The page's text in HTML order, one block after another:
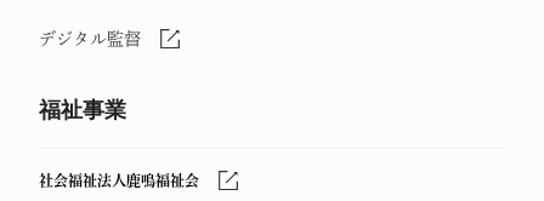
デジタル監督
福祉事業
社会福祉法人鹿鳴福祉会